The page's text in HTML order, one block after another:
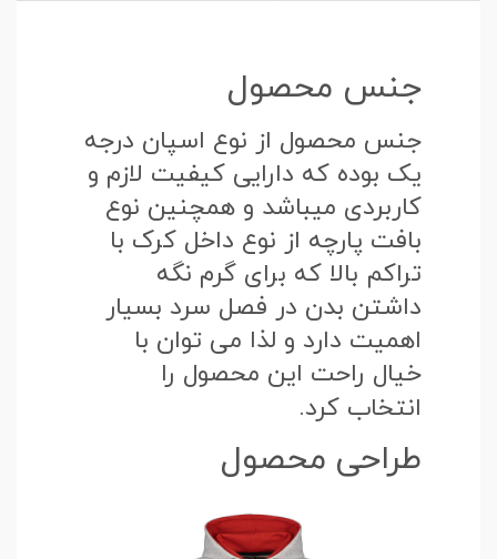
جنس محصول
جنس محصول از نوع اسپان درجه
یک بوده که دارایی کیفیت لازم و
کاربردی میباشد و همچنین نوع
بافت پارچه از نوع داخل کرک با
تراکم بالا که برای گرم نگه
داشتن بدن در فصل سرد بسیار
اهمیت دارد و لذا می توان با
خیال راحت این محصول را
انتخاب کرد.
طراحی محصول